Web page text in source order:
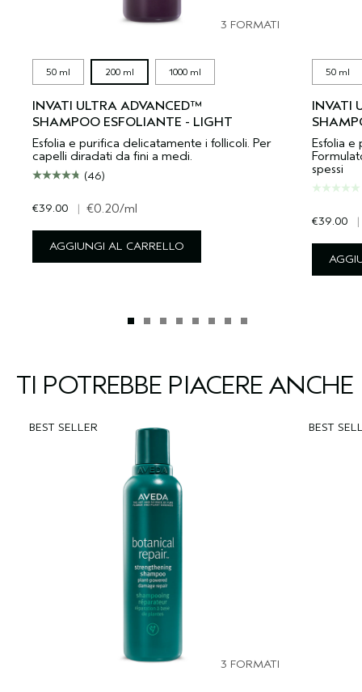
3 FORMATI
50 ml 200 ml 1000 ml
INVATI ULTRA ADVANCED™
SHAMPOO ESFOLIANTE - LIGHT
Esfolia e purifica delicatamente i follicoli. Per
capelli diradati da fini a medi.
(46)
€39.00 | €0.20/ml
AGGIUNGI AL CARRELLO
50 ml
INVATI
Esfolia e
spessi
€39.00 |
TI POTREBBE PIACERE ANCHE
BEST SELLER
3 FORMATI
BEST